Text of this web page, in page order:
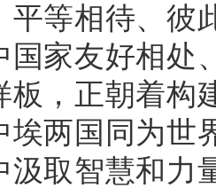
平等相待、彼
国家友好相处
板，正朝着构
埃两国同为世
汲取智慧和力